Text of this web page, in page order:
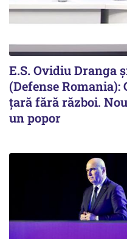
E.S. Ovidiu Dranga
(Defense
țară fără război.
un popor